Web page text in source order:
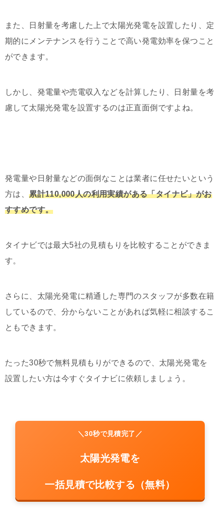
また、日射量を考慮した上で太陽光発電を設置したり、定
期的にメンテナンスを行うことで高い発電効率を保つこと
ができます。
しかし、発電量や売電収入などを計算したり、日射量を考
慮して太陽光発電を設置するのは正直面倒ですよね。
発電量や日射量などの面倒なことは業者に任せたいという
方は、累計110,000人の利用実績がある「タイナビ」がお
すすめです。
タイナビでは最大5社の見積もりを比較することができま
す。
さらに、太陽光発電に精通した専門のスタッフが多数在籍
しているので、分からないことがあれば気軽に相談するこ
ともできます。
たった30秒で無料見積もりができるので、太陽光発電を
設置したい方は今すぐタイナビに依頼しましょう。
＼30秒で見積完了／
太陽光発電を
一括見積で比較する（無料）